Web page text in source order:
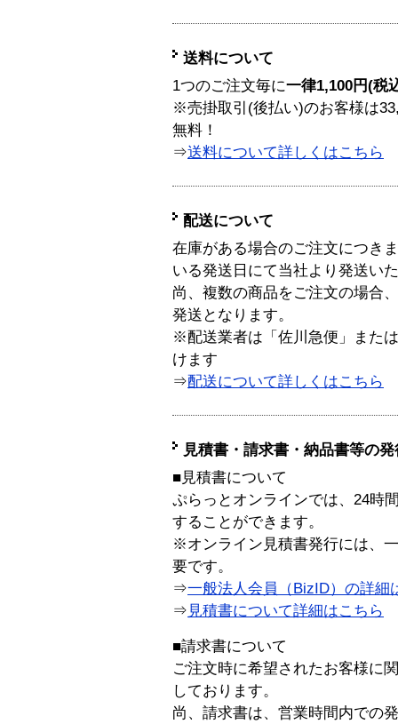
送料について
1つのご注文毎に一律1,100円(税
※売掛取引(後払い)のお客様は
無料！
⇒送料について詳しくはこちら
配送について
在庫がある場合のご注文につき
いる発送日にて当社より発送い
尚、複数の商品をご注文の場合
発送となります。
※配送業者は「佐川急便」また
けます
⇒配送について詳しくはこちら
見積書・請求書・納品書等の
■見積書について
ぷらっとオンラインでは、24時
することができます。
※オンライン見積書発行には、
要です。
⇒一般法人会員（BizID）の詳細
⇒ 見積書について詳細はこちら
■請求書について
ご注文時に希望されたお客様に
しております。
尚、請求書は、営業時間内での